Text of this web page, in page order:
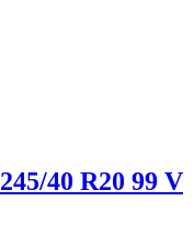
245/40 R20 99 V